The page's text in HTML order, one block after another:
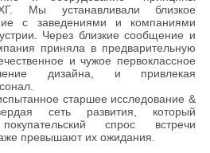
Мы устанавливали близкое
с заведениями и компаниями
Через близкие сообщение и
приняла в предварительную
и чужое первоклассное
дизайна, и привлекая
старшее исследование &
сеть развития, который
спрос встречи
превышают их ожидания.